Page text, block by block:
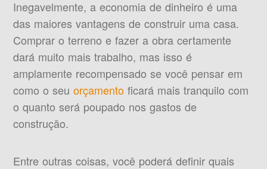
Inegavelmente, a economia de dinheiro é uma
das maiores vantagens de construir uma casa.
Comprar o terreno e fazer a obra certamente
dará muito mais trabalho, mas isso é
amplamente recompensado se você pensar em
como o seuorçamento ficará mais tranquilo com
o quanto será poupado nos gastos de
construção.
Entre outras coisas, você poderá definir quais